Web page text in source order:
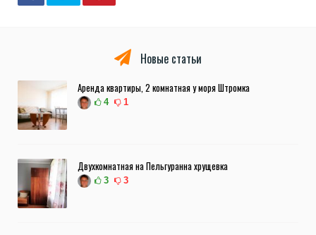
Новые статьи
Аренда квартиры, 2 комнатная у моря Штромка
4 1
Двухкомнатная на Пельгуранна хрущевка
3 3